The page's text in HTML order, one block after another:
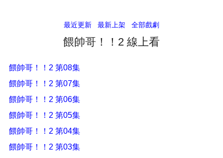
最近更新 最新上架 全部戲劇
餵帥哥！！2 線上看
餵帥哥！！2 第08集
餵帥哥！！2 第07集
餵帥哥！！2 第06集
餵帥哥！！2 第05集
餵帥哥！！2 第04集
餵帥哥！！2 第03集